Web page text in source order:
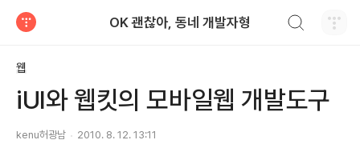
OK 괜찮아, 동네 개발자형
웹
iUI와 웹킷의 모바일웹 개발도구
kenu허광남 2010. 8. 12. 13:11